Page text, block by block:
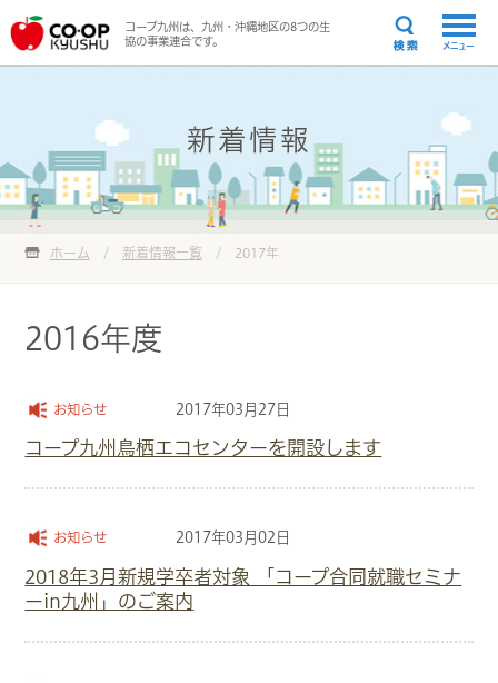
コープ九州は、九州・沖縄地区の8つの生
協の事業連合です。
メニュー
新着情報
ホーム / 新着情報一覧 / 2017年
2016年度
お知らせ 2017年03月27日
コープ九州鳥栖エコセンターを開設します
お知らせ 2017年03月02日
2018年3月新規学卒者対象 「コープ合同就職セミナ
ーin九州」のご案内